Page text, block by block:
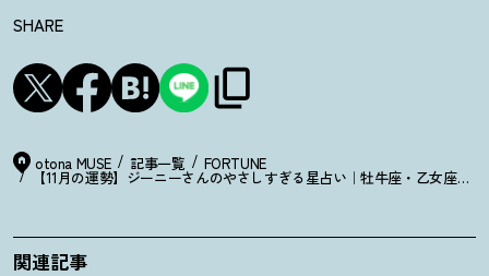
SHARE
otona MUSE 記事一覧 FORTUNE
【11月の運勢】ジーニーさんのやさしすぎる星占い｜牡牛座・乙女座・山
関連記事